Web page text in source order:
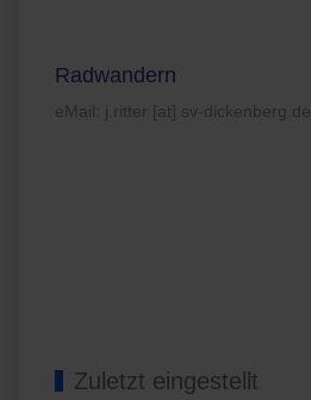
Radwandern
eMail: j.ritter [at] sv-dickenberg.de
Zuletzt eingestellt